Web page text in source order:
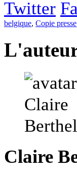
Twitter
belgique, Copie presse
Claire